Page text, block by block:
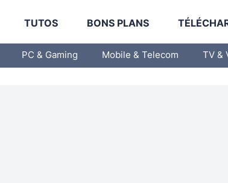
TUTOS BONS PLANS
PC & Gaming Mobile & Telecom TV &